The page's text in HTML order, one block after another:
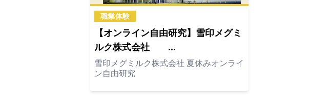
職業体験
【オンライン自由研究】雪印メグミ
ルク株式会社 ...
雪印メグミルク株式会社 夏休みオンライ
ン自由研究